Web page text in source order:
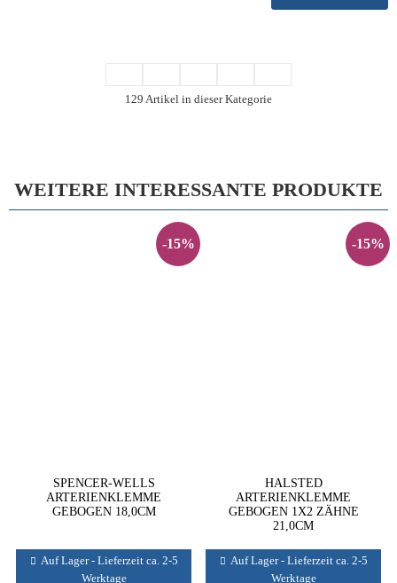
129 Artikel in dieser Kategorie
WEITERE INTERESSANTE PRODUKTE
-15%
SPENCER-WELLS
ARTERIENKLEMME
GEBOGEN 18,0CM
Auf Lager - Lieferzeit ca. 2-5
Werktage
-15%
HALSTED
ARTERIENKLEMME
GEBOGEN 1X2 ZÄHNE
21,0CM
Auf Lager - Lieferzeit ca. 2-5
Werktage